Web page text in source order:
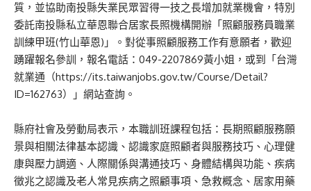
質，並協助南投縣失業民眾習得一技之長增加就業機會，特別
委託南投縣私立華恩聯合居家長照機構開辦「照顧服務員職業
訓練甲班(竹山華恩)」。對從事照顧服務工作有意願者，歡迎
踴躍報名參訓，報名電話：049-2207869黃小姐，或到「台灣
就業通（https://its.taiwanjobs.gov.tw/Course/Detail?
ID=162763）」網站查詢。
縣府社會及勞動局表示，本職訓班課程包括：長期照顧服務願
景與相關法律基本認識、認識家庭照顧者與服務技巧、心理健
康與壓力調適、人際關係與溝通技巧、身體結構與功能、疾病
徵兆之認識及老人常見疾病之照顧事項、急救概念、居家用藥